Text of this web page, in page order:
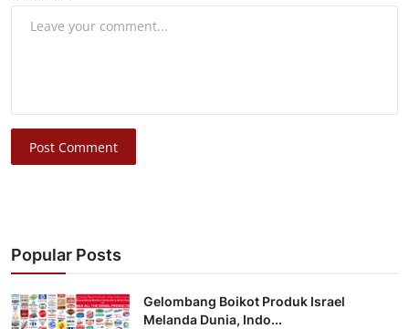
Post Comment
Popular Posts
Gelombang Boikot Produk Israel
Melanda Dunia, Indo...